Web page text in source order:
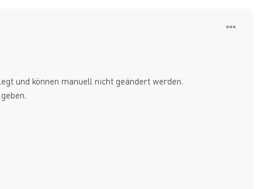
und können manuell nicht geändert werden.